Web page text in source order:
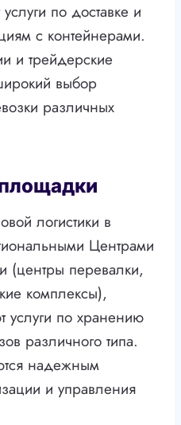
по доставке и
с контейнерами.
и трейдерские
выбор
различных
логистики в
Центрами
(центры перевалки,
комплексы),
услуги по хранению
различного типа.
надежным
и управления